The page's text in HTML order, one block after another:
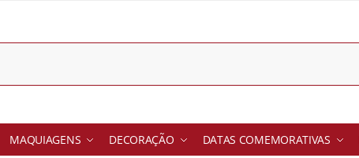
MAQUIAGENS DECORAÇÃO DATAS COMEMORATIVAS